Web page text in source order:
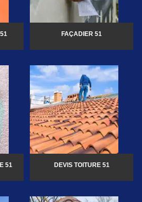
FAÇADIER 51
51 DEVIS TOITURE 51